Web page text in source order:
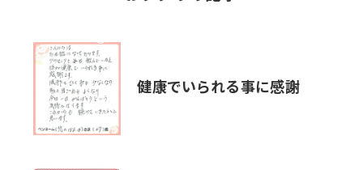
健康でいられる事に感謝